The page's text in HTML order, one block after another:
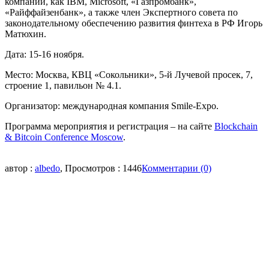
«Райффайзенбанк», а также член Экспертного совета по
законодательному обеспечению развития финтеха в РФ Игорь
Матюхин.
Дата: 15-16 ноября.
Место: Москва, КВЦ «Сокольники», 5-й Лучевой просек, 7,
строение 1, павильон № 4.1.
Организатор: международная компания Smile-Expo.
Программа мероприятия и регистрация – на сайте Blockchain
& Bitcoin Conference Moscow.
автор : albedo, Просмотров : 1446Комментарии (0)